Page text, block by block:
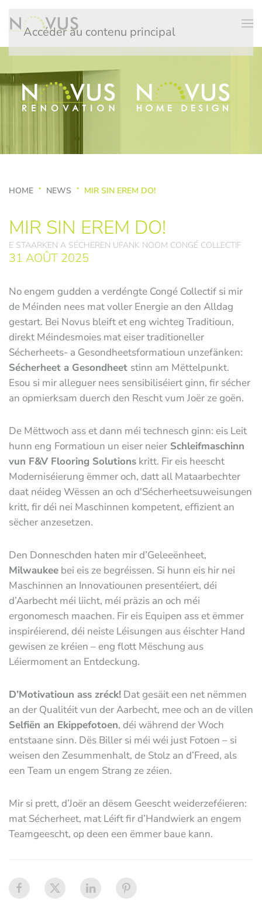
Accéder au contenu principal
HOME NEWS MIR SIN EREM DO!
MIR SIN EREM DO!
E STAARKEN A SÉCHEREN UFANK NOOM CONGÉ COLLECTIF
31 AOÛT 2025
No engem gudden a verdéngte Congé Collectif si mir
de Méinden nees mat voller Energie an den Alldag
gestart. Bei Novus bleift et eng wichteg Traditioun,
direkt Méindesmoies mat eiser traditioneller
Sécherheets- a Gesondheetsformatioun unzefänken:
Sécherheet a Gesondheet stinn am Mëttelpunkt.
Esou si mir alleguer nees sensibiliséiert ginn, fir sécher
an opmierksam duerch den Rescht vum Joër ze goën.
De Mëttwoch ass et dann méi technesch ginn: eis Leit
hunn eng Formatioun un eiser neier Schleifmaschinn
vun F&V Flooring Solutions kritt. Fir eis heescht
Moderniséierung ëmmer och, datt all Mataarbechter
daat néideg Wëssen an och d'Sécherheetsuweisungen
kritt, fir déi nei Maschinnen kompetent, effizient an
sëcher anzesetzen.
Den Donneschden haten mir d’Geleeënheet,
Milwaukee bei eis ze begréissen. Si hunn eis hir nei
Maschinnen an Innovatiounen presentéiert, déi
d’Aarbecht méi liicht, méi präzis an och méi
ergonomesch maachen. Fir eis Equipen ass et ëmmer
inspiréierend, déi neiste Léisungen aus éischter Hand
gewisen ze kréien – eng flott Mëschung aus
Léiermoment an Entdeckung.
D’Motivatioun ass zréck! Dat gesäit een net nëmmen
an der Qualitéit vun der Aarbecht, mee och an de villen
Selfiën an Ekippefotoen, déi während der Woch
entstaane sinn. Dës Biller si méi wéi just Fotoen – si
weisen den Zesummenhalt, de Stolz an d’Freed, als
een Team un engem Strang ze zéien.
Mir si prett, d’Joër an dësem Geescht weiderzeféieren:
mat Sécherheet, mat Léift fir d’Handwierk an engem
Teamgeescht, op deen een ëmmer baue kann.